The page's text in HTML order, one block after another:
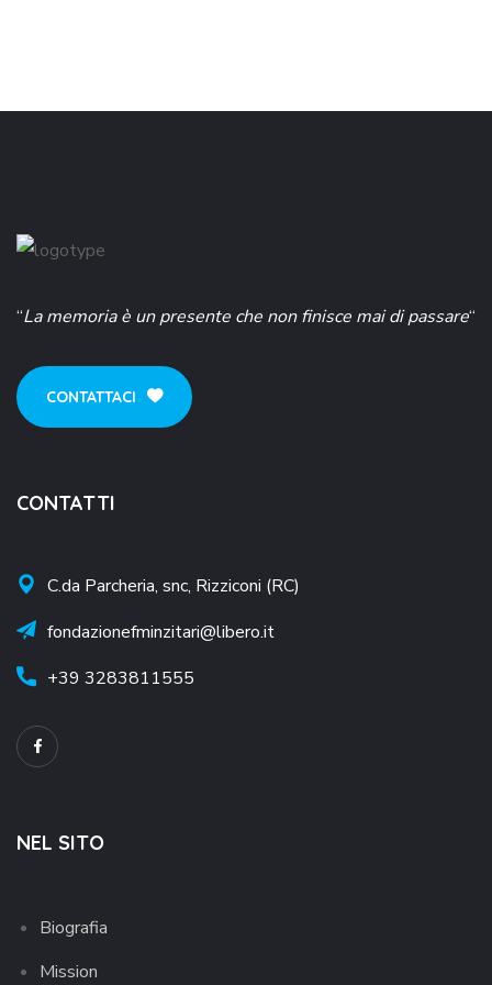
“La memoria è un presente che non finisce mai di passare“
CONTATTACI
CONTATTI
C.da Parcheria, snc, Rizziconi (RC)
fondazionefminzitari@libero.it
+39 3283811555
NEL SITO
Biografia
Mission